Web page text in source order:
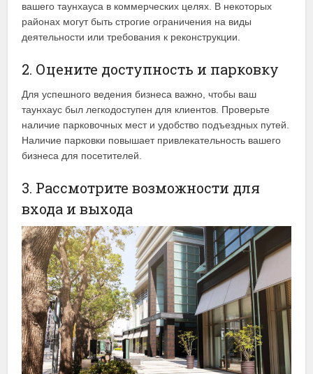
вашего таунхауса в коммерческих целях. В некоторых
районах могут быть строгие ограничения на виды
деятельности или требования к реконструкции.
2. Оцените доступность и парковку
Для успешного ведения бизнеса важно, чтобы ваш
таунхаус был легкодоступен для клиентов. Проверьте
наличие парковочных мест и удобство подъездных путей.
Наличие парковки повышает привлекательность вашего
бизнеса для посетителей.
3. Рассмотрите возможности для
входа и выхода